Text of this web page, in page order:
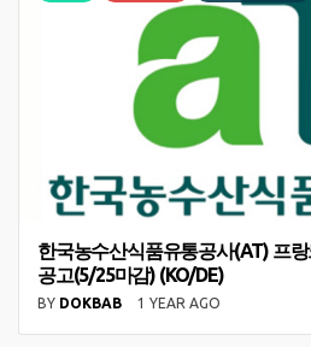
한국농수산식품유통공사(AT) 프
공고(5/25마감) (KO/DE)
BY DOKBAB 1 YEAR AGO